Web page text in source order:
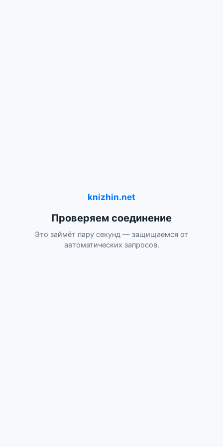
knizhin.net
Проверяем соединение
Это займёт пару секунд — защищаемся от
автоматических запросов.